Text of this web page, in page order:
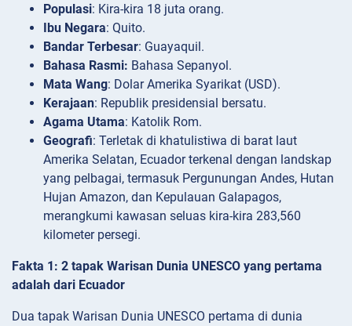
Populasi: Kira-kira 18 juta orang.
Ibu Negara: Quito.
Bandar Terbesar: Guayaquil.
Bahasa Rasmi: Bahasa Sepanyol.
Mata Wang: Dolar Amerika Syarikat (USD).
Kerajaan: Republik presidensial bersatu.
Agama Utama: Katolik Rom.
Geografi: Terletak di khatulistiwa di barat laut
Amerika Selatan, Ecuador terkenal dengan landskap
yang pelbagai, termasuk Pergunungan Andes, Hutan
Hujan Amazon, dan Kepulauan Galapagos,
merangkumi kawasan seluas kira-kira 283,560
kilometer persegi.
Fakta 1: 2 tapak Warisan Dunia UNESCO yang pertama
adalah dari Ecuador
Dua tapak Warisan Dunia UNESCO pertama di dunia